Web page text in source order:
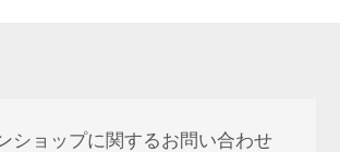
ショップに関するお問い合わせ